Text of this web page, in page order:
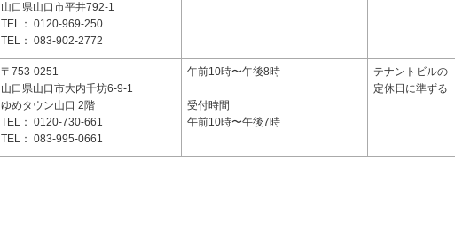
山口県山口市平井792-1
TEL： 0120-969-250
TEL： 083-902-2772
〒753-0251
山口県山口市大内千坊6-9-1
ゆめタウン山口 2階
TEL： 0120-730-661
TEL： 083-995-0661
午前10時〜午後8時
受付時間
午前10時〜午後7時
テナントビルの
定休日に準ずる